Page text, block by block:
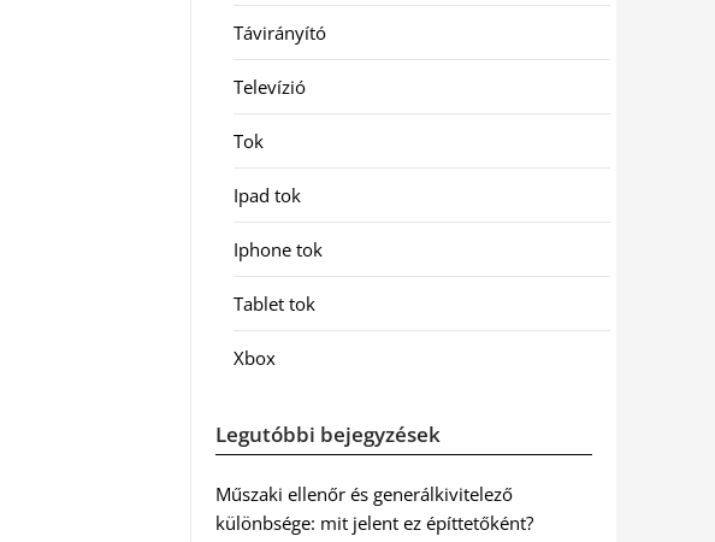
Távirányító
Televízió
Tok
Ipad tok
Iphone tok
Tablet tok
Xbox
Legutóbbi bejegyzések
Műszaki ellenőr és generálkivitelező
különbsége: mit jelent ez építtetőként?